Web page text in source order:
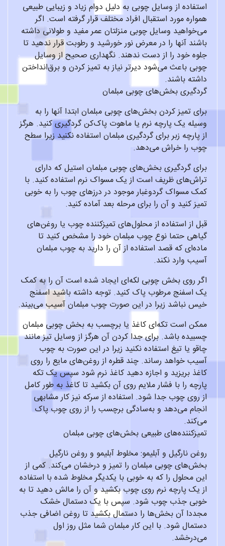
استفاده از وسایل چوبی به دلیل دوام زیاد و زیبایی طبیعی
همواره مورد استقبال افراد مختلف قرار گرفته است. اگر
می‌خواهید وسایل چوبی منزلتان عمر مفید و طولانی داشته
باشند آنها را در معرض نور خورشید و رطوبت قرار ندهید تا
جلوه خود را از دست ندهند. نگهداری صحیح از وسایل
چوبی باعث می‌شود دیرتر نیاز به تمیز کردن و برق‌انداختن
داشته باشند.
گردگیری بخش‌های چوبی مبلمان
برای تمیز کردن بخش‌های چوبی مبلمان ابتدا آنها را به
وسیله یک پارچه نرم یا ماهوت پاک‌کن گردگیری کنید. هرگز
از پارچه زبر برای گردگیری مبلمان استفاده نکنید زیرا سطح
چوب را خراش می‌دهد.
برای گردگیری بخش‌های چوبی مبلمان استیل که دارای
تراش‌های ظریف است از یک مسواک نرم استفاده کنید. با
کمک مسواک گردوغبار موجود در درزهای چوب را به خوبی
تمیز کنید و آن را برای مرحله بعد آماده کنید.
قبل از استفاده از محلول‌های تمیزکننده چوب یا روغن‌های
گیاهی حتما نوع چوب مبلمان خود را مشخص کنید تا
ماده‌ای که قصد استفاده از آن را دارید به چوب مبلمان
آسیب وارد نکند.
اگر روی بخش چوبی لکه‌ای ایجاد شده است آن را به کمک
یک اسفنج مرطوب پاک کنید. توجه داشته باشید اسفنج
خیس نباشد زیرا در این صورت چوب مبلمان آسیب می‌بیند.
ممکن است تکه‌ای کاغذ یا برچسب به بخش چوبی مبلمان
چسبیده باشد. برای جدا کردن آن هرگز از وسایل تیز مانند
چاقو یا تیغ استفاده نکنید زیرا در این صورت به چوب
آسیب خواهد رساند. چند قطره از روغن‌های مایع را روی
کاغذ بریزید و اجازه دهید کاغذ نرم شود سپس یک تکه
پارچه را با فشار ملایم روی آن بکشید تا کاغذ به طور کامل
از روی چوب جدا شود. استفاده از سرکه نیز کار مشابهی
انجام می‌دهد و به‌سادگی برچسب را از روی چوب پاک
می‌کند.
تمیزکننده‌های طبیعی بخش‌های چوبی مبلمان
روغن نارگیل و آبلیمو: مخلوط آبلیمو و روغن نارگیل
بخش‌های چوبی مبلمان را تمیز و درخشان می‌کند. کمی از
این محلول را که به خوبی با یکدیگر مخلوط شده با استفاده
از یک پارچه نرم روی چوب بکشید و آن را مالش دهید تا به
خوبی جذب چوب شود. سپس با یک دستمال خشک
مجددا آن بخش‌ها را دستمال بکشید تا روغن اضافی جذب
دستمال شود. با این کار مبلمان شما مثل روز اول
می‌درخشد.